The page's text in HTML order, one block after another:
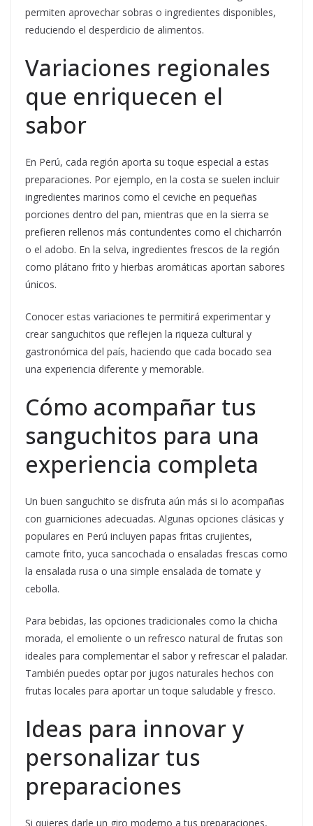
permiten aprovechar sobras o ingredientes disponibles,
reduciendo el desperdicio de alimentos.
Variaciones regionales
que enriquecen el
sabor
En Perú, cada región aporta su toque especial a estas
preparaciones. Por ejemplo, en la costa se suelen incluir
ingredientes marinos como el ceviche en pequeñas
porciones dentro del pan, mientras que en la sierra se
prefieren rellenos más contundentes como el chicharrón
o el adobo. En la selva, ingredientes frescos de la región
como plátano frito y hierbas aromáticas aportan sabores
únicos.
Conocer estas variaciones te permitirá experimentar y
crear sanguchitos que reflejen la riqueza cultural y
gastronómica del país, haciendo que cada bocado sea
una experiencia diferente y memorable.
Cómo acompañar tus
sanguchitos para una
experiencia completa
Un buen sanguchito se disfruta aún más si lo acompañas
con guarniciones adecuadas. Algunas opciones clásicas y
populares en Perú incluyen papas fritas crujientes,
camote frito, yuca sancochada o ensaladas frescas como
la ensalada rusa o una simple ensalada de tomate y
cebolla.
Para bebidas, las opciones tradicionales como la chicha
morada, el emoliente o un refresco natural de frutas son
ideales para complementar el sabor y refrescar el paladar.
También puedes optar por jugos naturales hechos con
frutas locales para aportar un toque saludable y fresco.
Ideas para innovar y
personalizar tus
preparaciones
Si quieres darle un giro moderno a tus preparaciones,